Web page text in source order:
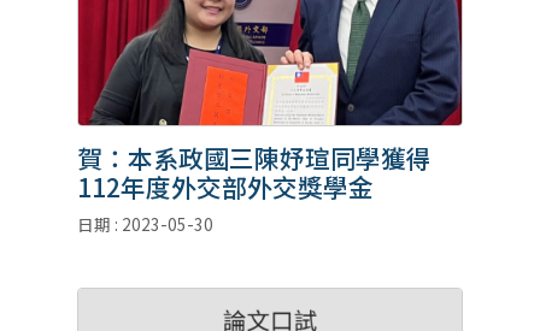
賀：本系政國三陳妤瑄同學獲得
112年度外交部外交獎學金
日期 : 2023-05-30